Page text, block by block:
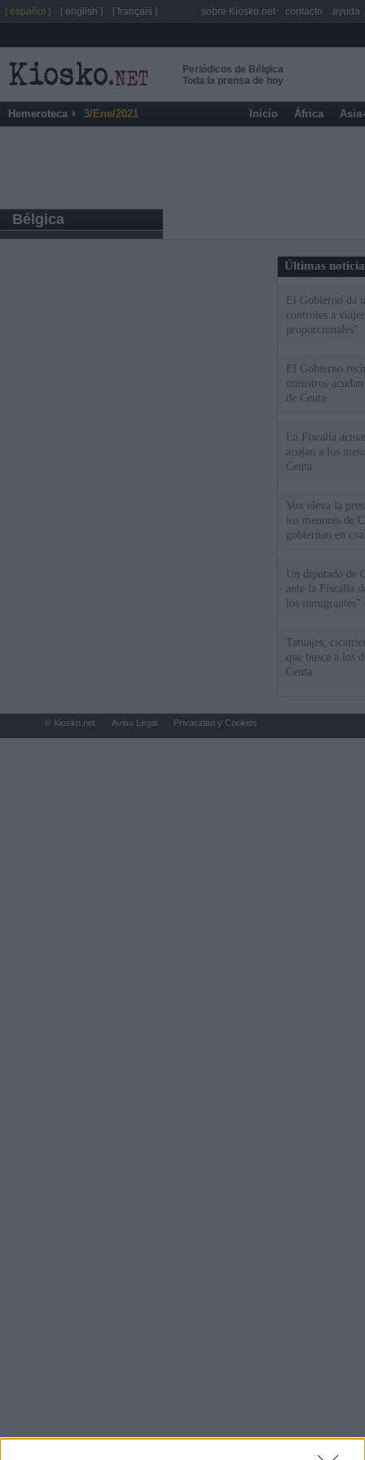
Periódicos de Bélgica
Toda la prensa de hoy
Hemeroteca 3/Ene/2021 Inicio África
Bélgica
Últimas
El Gobierno da
controles a
proporcionales"
El Gobierno
ministros
de Ceuta
La Fiscalía
acojan a los
Ceuta
Vox eleva la
los menores de
gobiernan en
Un diputado de
ante la Fiscalía
los inmigrantes”
Tatuajes,
que busca a los
Ceuta
[ español ] [ english ] [ français ] sobre Kiosko.net contacto ayuda
© Kiosko.net Aviso Legal Privacidad y Cookies